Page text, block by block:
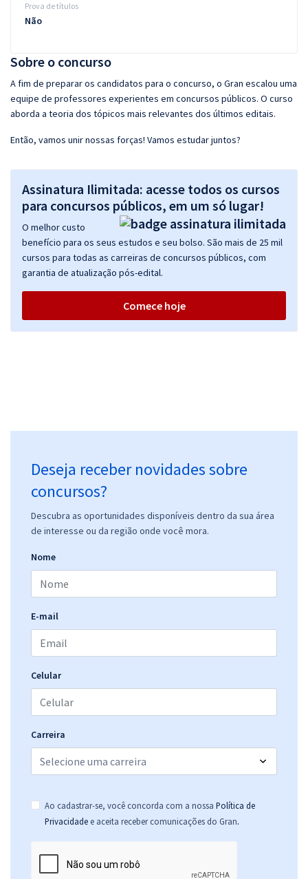
Sobre o concurso
A fim de preparar os candidatos para o concurso, o Gran escalou uma
equipe de professores experientes em concursos públicos. O curso
aborda a teoria dos tópicos mais relevantes dos últimos editais.
Então, vamos unir nossas forças! Vamos estudar juntos?
Assinatura Ilimitada: acesse todos os cursos
para concursos públicos, em um só lugar!
O melhor custo
benefício para os seus estudos e seu bolso. São mais de 25 mil
cursos para todas as carreiras de concursos públicos, com
garantia de atualização pós-edital.
Comece hoje
Deseja receber novidades sobre
concursos?
Descubra as oportunidades disponíveis dentro da sua área
de interesse ou da região onde você mora.
Nome
E-mail
Celular
Carreira
Ao cadastrar-se, você concorda com a nossa Política de
Privacidade e aceita receber comunicações do Gran.
Prova de títulos
Não